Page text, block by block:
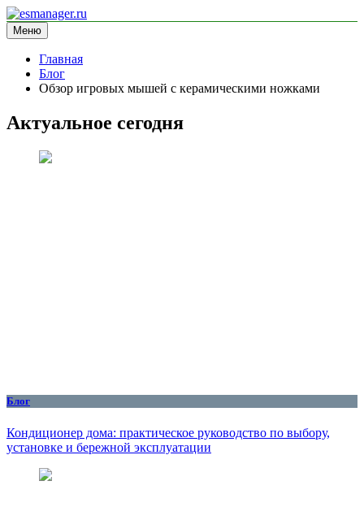
Перейти
к
содержимому
esmanager.ru
информационный сайт
Меню
Главная
Блог
Обзор игровых мышей с керамическими ножками
Актуальное сегодня
Блог
Кондиционер дома: практическое руководство по выбору,
установке и бережной эксплуатации